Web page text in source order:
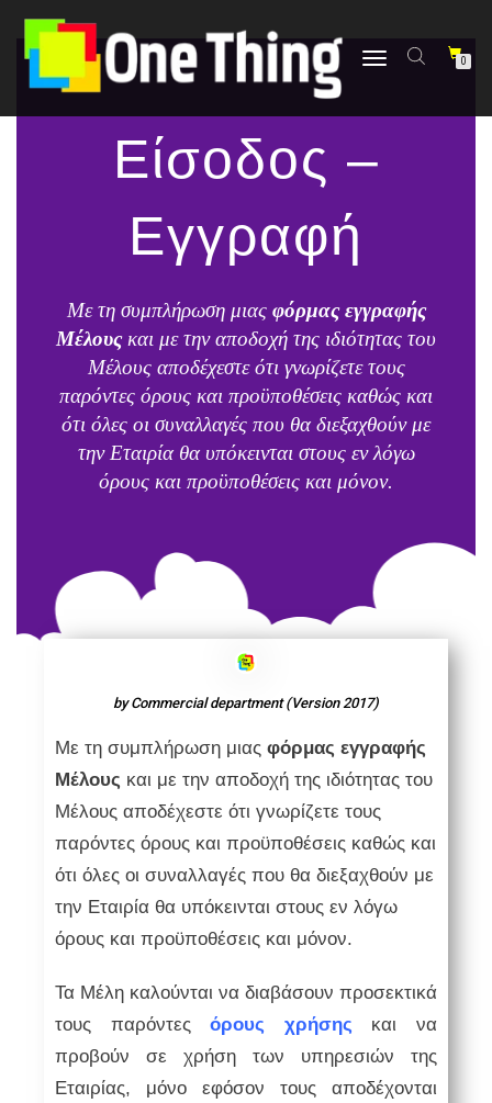
περιεχόμενο
Εναλλαγή
0
Είσοδος –
Εγγραφή
Με τη συμπλήρωση μιας φόρμας εγγραφής
Μέλουςκαι με την αποδοχή της ιδιότητας του
Μέλους αποδέχεστε ότι γνωρίζετε τους
παρόντες όρους και προϋποθέσεις καθώς και
ότι όλες οι συναλλαγές που θα διεξαχθούν με
την Εταιρία θα υπόκεινται στους εν λόγω
όρους και προϋποθέσεις και μόνον.
by Commercial department (Version 2017)
Με τη συμπλήρωση μιας φόρμας εγγραφής
Μέλους και με την αποδοχή της ιδιότητας του
Μέλους αποδέχεστε ότι γνωρίζετε τους
παρόντες όρους και προϋποθέσεις καθώς και
ότι όλες οι συναλλαγές που θα διεξαχθούν με
την Εταιρία θα υπόκεινται στους εν λόγω
όρους και προϋποθέσεις και μόνον.
Τα Μέλη καλούνται να διαβάσουν προσεκτικά
τους παρόντεςόρους χρήσης και να
προβούν σε χρήση των υπηρεσιών της
Εταιρίας, μόνο εφόσον τους αποδέχονται